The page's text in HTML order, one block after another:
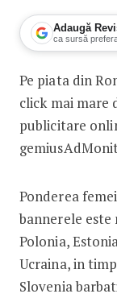
Adaugă
ca sursă
Femeile
Pe piata din
click mai mare
publicitare
Ponderea
bannerele
Polonia,
Ucraina, in
Slovenia